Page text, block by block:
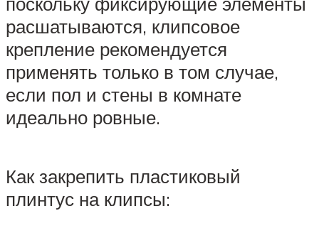
расшатываются, клипсовое
крепление рекомендуется
применять только в том случае,
если пол и стены в комнате
идеально ровные.
Как закрепить пластиковый
плинтус на клипсы: